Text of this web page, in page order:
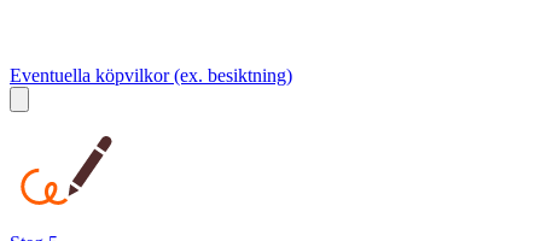
Eventuella köpvilkor (ex. besiktning)